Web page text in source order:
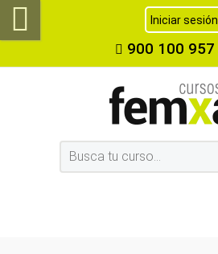
Iniciar sesión
900 100 957